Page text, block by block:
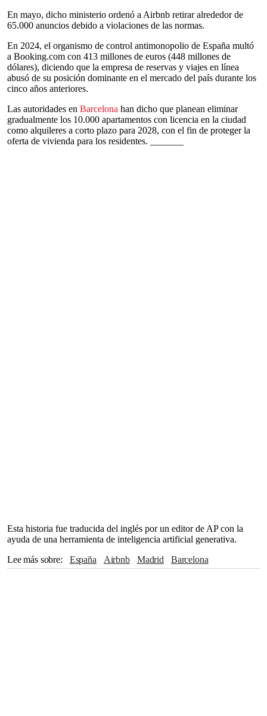
En mayo, dicho ministerio ordenó a Airbnb retirar alrededor de
65.000 anuncios debido a violaciones de las normas.
En 2024, el organismo de control antimonopolio de España multó
a Booking.com con 413 millones de euros (448 millones de
dólares), diciendo que la empresa de reservas y viajes en línea
abusó de su posición dominante en el mercado del país durante los
cinco años anteriores.
Las autoridades en Barcelona han dicho que planean eliminar
gradualmente los 10.000 apartamentos con licencia en la ciudad
como alquileres a corto plazo para 2028, con el fin de proteger la
oferta de vivienda para los residentes. _______
Esta historia fue traducida del inglés por un editor de AP con la
ayuda de una herramienta de inteligencia artificial generativa.
Lee más sobre
España Airbnb Madrid Barcelona